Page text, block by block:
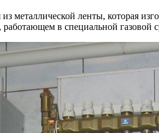
металлической ленты, которая
работающем в специальной